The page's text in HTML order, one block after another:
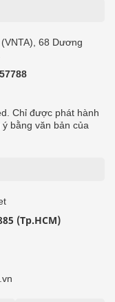
68 Dương
Chỉ được phát hành
bằng văn bản của
(Tp.HCM)